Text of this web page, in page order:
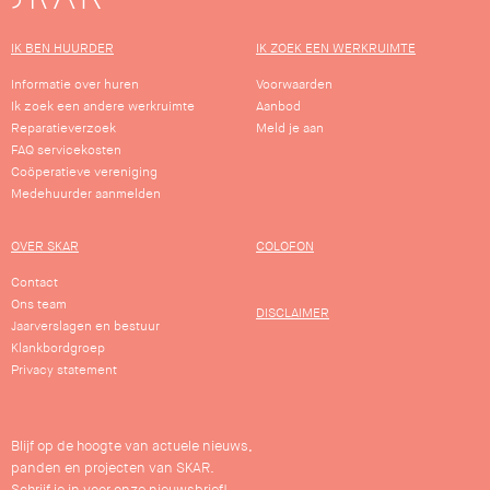
IK BEN HUURDER
Informatie over huren
Ik zoek een andere werkruimte
Reparatieverzoek
FAQ servicekosten
Coöperatieve vereniging
Medehuurder aanmelden
IK ZOEK EEN WERKRUIMTE
Voorwaarden
Aanbod
Meld je aan
OVER SKAR
Contact
Ons team
Jaarverslagen en bestuur
Klankbordgroep
Privacy statement
COLOFON
DISCLAIMER
Blijf op de hoogte van actuele nieuws,
panden en projecten van SKAR.